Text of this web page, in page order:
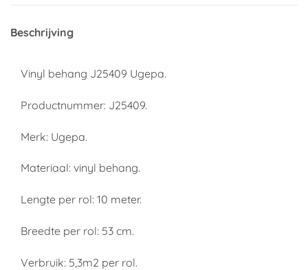
Beschrijving
Vinyl behang J25409 Ugepa.
Productnummer: J25409.
Merk: Ugepa.
Materiaal: vinyl behang.
Lengte per rol: 10 meter.
Breedte per rol: 53 cm.
Verbruik: 5,3m2 per rol.